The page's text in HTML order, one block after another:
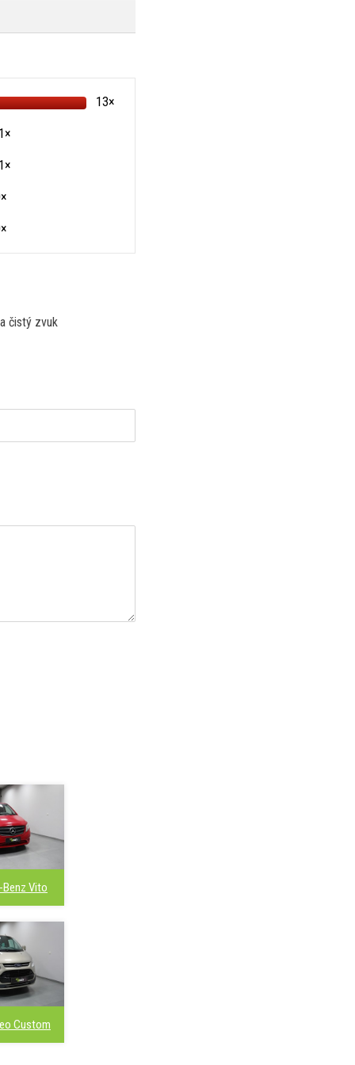
13×
1×
1×
čistý zvuk
Vito
Custom